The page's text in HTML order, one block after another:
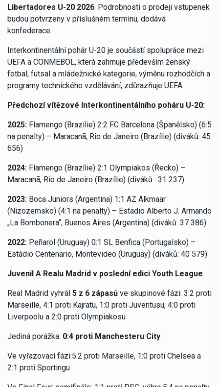
Libertadores U-20 2026. Podrobnosti o prodeji vstupenek
budou potvrzeny v příslušném termínu, dodává
konfederace.
Interkontinentální pohár U-20 je součástí spolupráce mezi
UEFA a CONMEBOL, která zahrnuje především ženský
fotbal, futsal a mládežnické kategorie, výměnu rozhodčích a
programy technického vzdělávání, zdůrazňuje UEFA.
Předchozí vítězové Interkontinentálního poháru U-20:
2025: Flamengo (Brazílie) 2:2 FC Barcelona (Španělsko) (6:5
na penalty) – Maracanã, Rio de Janeiro (Brazílie) (diváků: 45
656)
2024: Flamengo (Brazílie) 2:1 Olympiakos (Řecko) –
Maracanã, Rio de Janeiro (Brazílie) (diváků : 31 237)
2023: Boca Juniors (Argentina) 1:1 AZ Alkmaar
(Nizozemsko) (4:1 na penalty) – Estadio Alberto J. Armando
„La Bombonera“, Buenos Aires (Argentina) (diváků: 37 386)
2022: Peñarol (Uruguay) 0:1 SL Benfica (Portugalsko) –
Estádio Centenario, Montevideo (Uruguay) (diváků: 40 579)
Juvenil A Realu Madrid v poslední edici Youth League
Real Madrid vyhrál 5 z 6 zápasů ve skupinové fázi: 3:2 proti
Marseille, 4:1 proti Kajratu, 1:0 proti Juventusu, 4:0 proti
Liverpoolu a 2:0 proti Olympiakosu
Jediná porážka: 0:4 proti Manchesteru City.
Ve vyřazovací fázi:5:2 proti Marseille, 1:0 proti Chelsea a
2:1 proti Sportingu